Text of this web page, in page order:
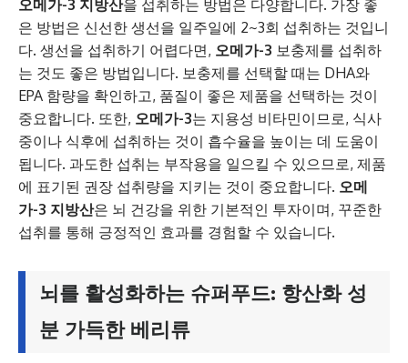
오메가-3 지방산을 섭취하는 방법은 다양합니다. 가장 좋
은 방법은 신선한 생선을 일주일에 2~3회 섭취하는 것입니
다. 생선을 섭취하기 어렵다면, 오메가-3 보충제를 섭취하
는 것도 좋은 방법입니다. 보충제를 선택할 때는 DHA와
EPA 함량을 확인하고, 품질이 좋은 제품을 선택하는 것이
중요합니다. 또한, 오메가-3는 지용성 비타민이므로, 식사
중이나 식후에 섭취하는 것이 흡수율을 높이는 데 도움이
됩니다. 과도한 섭취는 부작용을 일으킬 수 있으므로, 제품
에 표기된 권장 섭취량을 지키는 것이 중요합니다. 오메
가-3 지방산은 뇌 건강을 위한 기본적인 투자이며, 꾸준한
섭취를 통해 긍정적인 효과를 경험할 수 있습니다.
뇌를 활성화하는 슈퍼푸드: 항산화 성
분 가득한 베리류